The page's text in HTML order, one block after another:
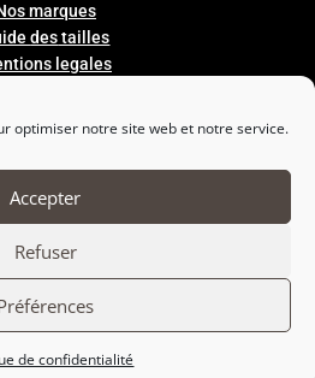
optimiser notre site web et notre service.
Accepter
Refuser
de confidentialité
marques
destailles
legales

suivre